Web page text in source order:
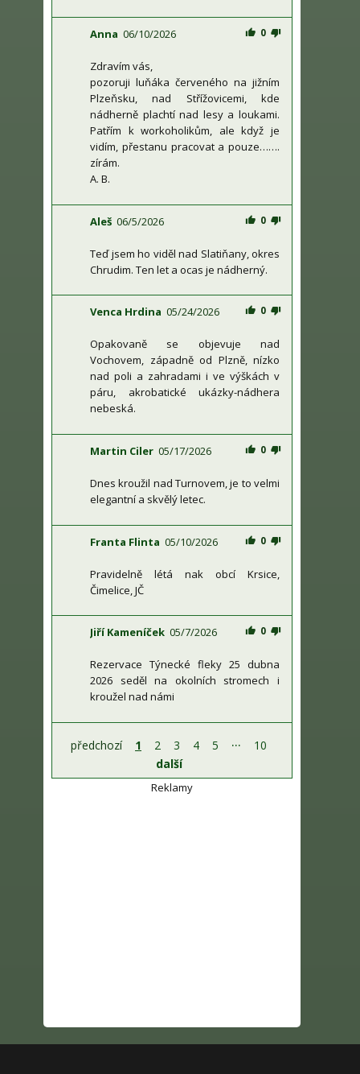
Anna 06/10/2026
Zdravím vás,
pozoruji luňáka červeného na jižním
Plzeňsku, nad Střížovicemi, kde
nádherně plachtí nad lesy a loukami.
Patřím k workoholikům, ale když je
vidím, přestanu pracovat a pouze…….
zírám.
A. B.
0
Aleš 06/5/2026
Teď jsem ho viděl nad Slatiňany, okres
Chrudim. Ten let a ocas je nádherný.
0
Venca Hrdina 05/24/2026
Opakovaně se objevuje nad
Vochovem, západně od Plzně, nízko
nad poli a zahradami i ve výškách v
páru, akrobatické ukázky-nádhera
nebeská.
0
Martin Ciler 05/17/2026
Dnes kroužil nad Turnovem, je to velmi
elegantní a skvělý letec.
0
Franta Flinta 05/10/2026
Pravidelně létá nak obcí Krsice,
Čimelice, JČ
0
Jiří Kameníček 05/7/2026
Rezervace Týnecké fleky 25 dubna
2026 seděl na okolních stromech i
kroužel nad námi
0
předchozí 1 2 3 4 5 ...
10
další
Reklamy